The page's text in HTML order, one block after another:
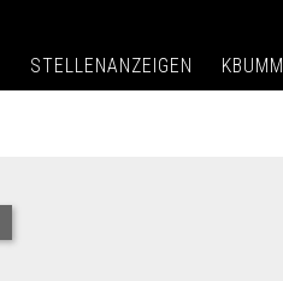
STELLENANZEIGEN KBUMM